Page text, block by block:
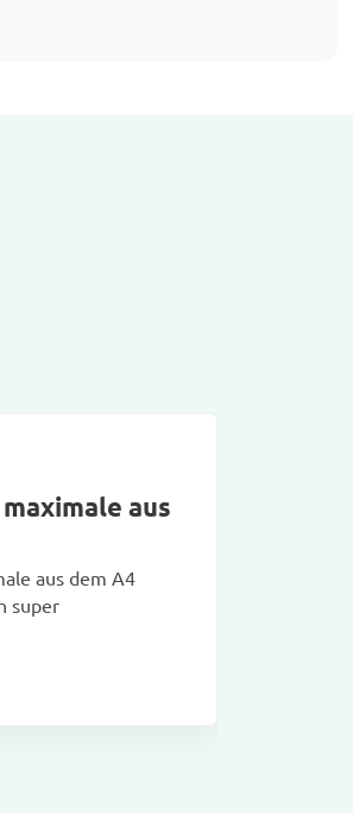
aus
aus dem A4
super